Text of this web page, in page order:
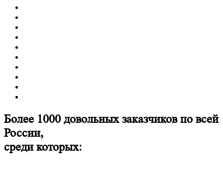
Более 1000 довольных заказчиков по всей
России,
среди которых: